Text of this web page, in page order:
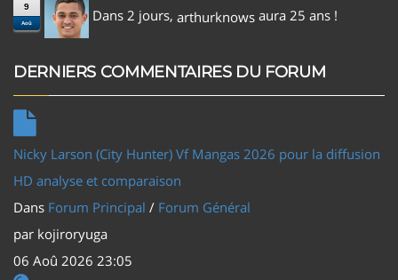
9
Aoû Dans 2 jours, arthurknows aura 25 ans !
DERNIERS COMMENTAIRES DU FORUM
Nicky Larson (City Hunter) Vf Mangas 2026 pour la diffusion
HD analyse et comparaison
Dans Forum Principal / Forum Général
par kojiroryuga
06 Aoû 2026 23:05